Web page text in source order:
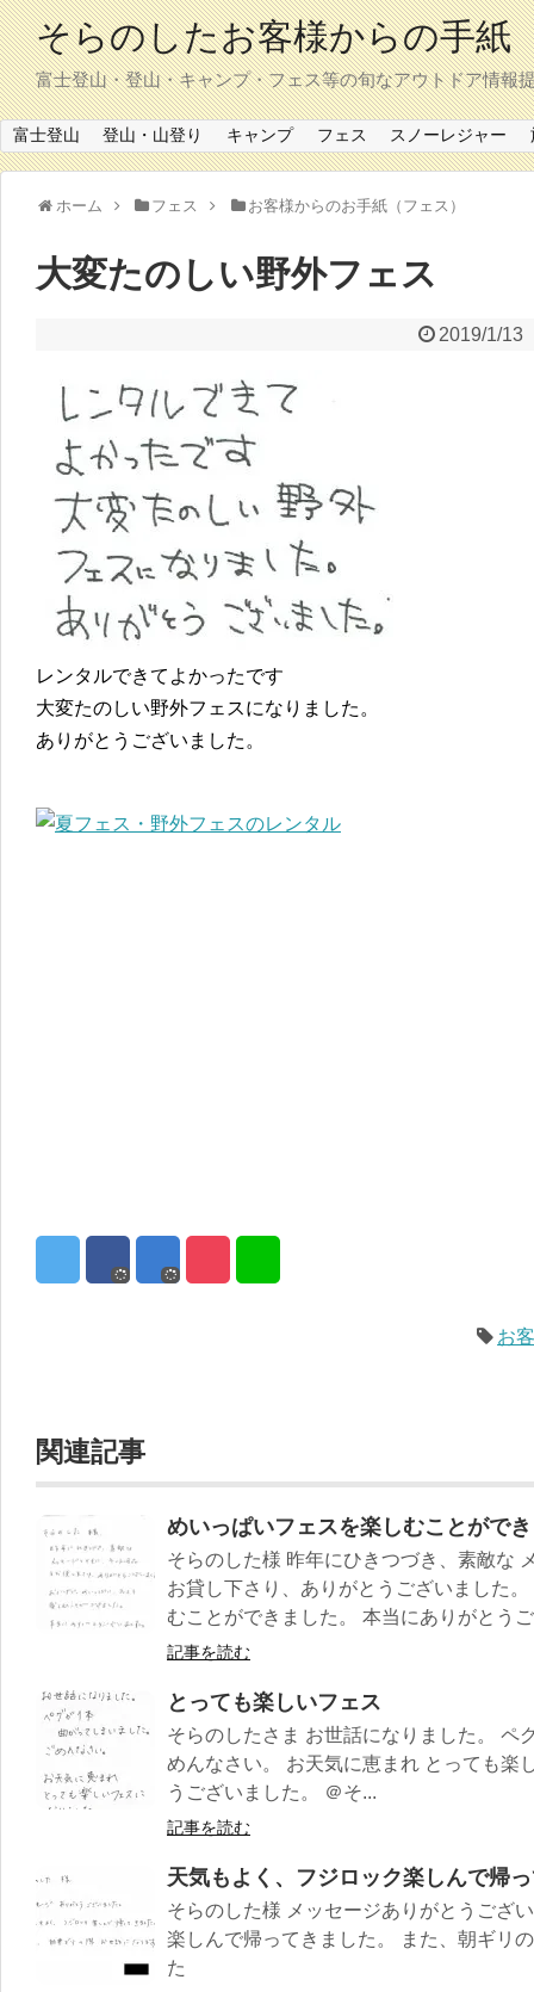
そらのしたお客様からの手紙
富士登山・登山・キャンプ・フェス等の旬なアウトドア情報
富士登山 登山・山登り キャンプ フェス スノーレジャー
ホーム フェス お客様からのお手紙（フェス）
大変たのしい野外フェス
2019/1/13
レンタルできてよかったです
大変たのしい野外フェスになりました。
ありがとうございました。
お
関連記事
めいっぱいフェスを楽しむことがで
そらのした様 昨年にひきつづき、素敵な
お貸し下さり、ありがとうございました
むことができました。 本当にありがとう
記事を読む
とっても楽しいフェス
そらのしたさま お世話になりました。 ペ
めんなさい。 お天気に恵まれ とっても楽
うございました。 ＠そ...
記事を読む
天気もよく、フジロック楽しんで帰
そらのした様 メッセージありがとうござ
楽しんで帰ってきました。 また、朝ギリ
た